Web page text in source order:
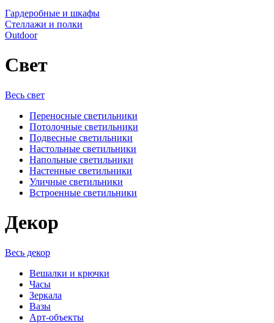
Гардеробные и шкафы
Стеллажи и полки
Outdoor
Свет
Весь свет
Переносные светильники
Потолочные светильники
Подвесные светильники
Настольные светильники
Напольные светильники
Настенные светильники
Уличные светильники
Встроенные светильники
Декор
Весь декор
Вешалки и крючки
Часы
Зеркала
Вазы
Арт-объекты